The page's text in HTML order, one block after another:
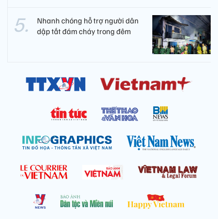
Nhanh chóng hỗ trợ người dân
dập tắt đám cháy trong đêm